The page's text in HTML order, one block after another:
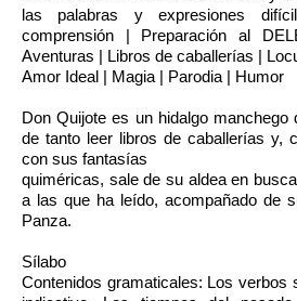
las palabras y expresiones
comprensión | Preparación al
Aventuras | Libros de caballerías |
Amor Ideal | Magia | Parodia | Humor
Don Quijote es un hidalgo manchego
de tanto leer libros de caballerías y,
con sus fantasías
quiméricas, sale de su aldea en
a las que ha leído, acompañado de
Panza.
Sílabo
Contenidos gramaticales: Los verbos